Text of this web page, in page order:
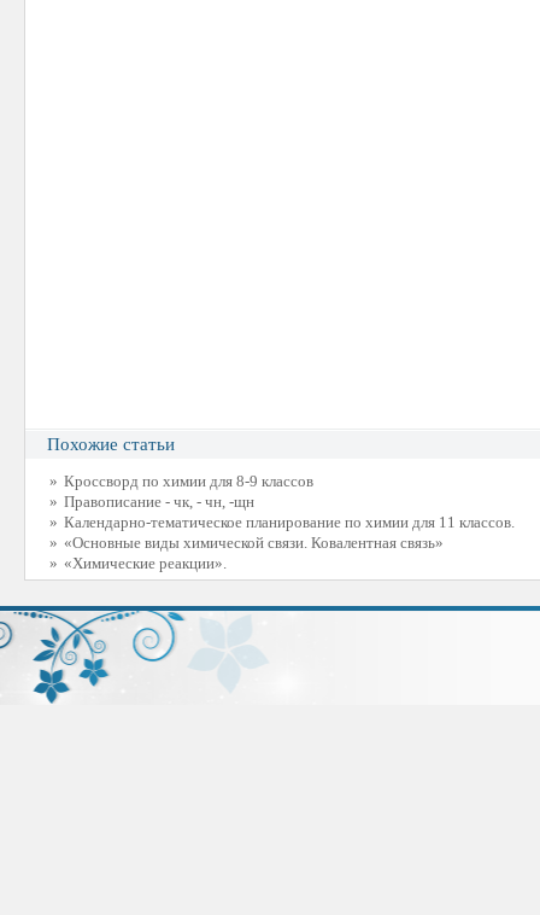
Похожие статьи
» Кроссворд по химии для 8-9 классов
» Правописание - чк, - чн, -щн
» Календарно-тематическое планирование по химии для 11 классов.
» «Основные виды химической связи. Ковалентная связь»
» «Химические реакции».